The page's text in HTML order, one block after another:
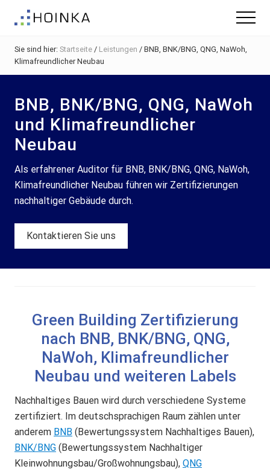
content
Hauptsidebar
Fußzeile
nachhaltig
Planen
Menu
Sie sind hier: Startseite / Leistungen / BNB, BNK/BNG, QNG, NaWoh,
Klimafreundlicher Neubau
BNB, BNK/BNG, QNG, NaWoh
und Klimafreundlicher
Neubau
Als erfahrener Auditor für BNB, BNK/BNG, QNG, NaWoh,
Klimafreundlicher Neubau führen wir Zertifizierungen
nachhaltiger Gebäude durch.
Kontaktieren Sie uns
Green Building Zertifizierung
nach BNB, BNK/BNG, QNG,
NaWoh, Klimafreundlicher
Neubau und weiteren Labels
Nachhaltiges Bauen wird durch verschiedene Systeme
zertifiziert. Im deutschsprachigen Raum zählen unter
anderem BNB (Bewertungssystem Nachhaltiges Bauen),
BNK/BNG (Bewertungssystem Nachhaltiger
Kleinwohnungsbau/Großwohnungsbau), QNG